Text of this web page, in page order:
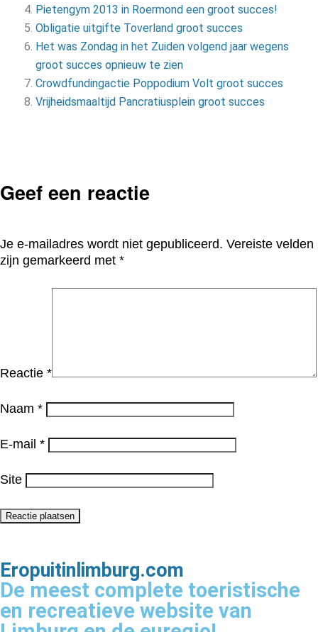
Pietengym 2013 in Roermond een groot succes!
Obligatie uitgifte Toverland groot succes
Het was Zondag in het Zuiden volgend jaar wegens
groot succes opnieuw te zien
Crowdfundingactie Poppodium Volt groot succes
Vrijheidsmaaltijd Pancratiusplein groot succes
Geef een reactie
Je e-mailadres wordt niet gepubliceerd. Vereiste velden
zijn gemarkeerd met *
Reactie *
Naam *
E-mail *
Site
Eropuitinlimburg.com
De meest complete toeristische
en recreatieve website van